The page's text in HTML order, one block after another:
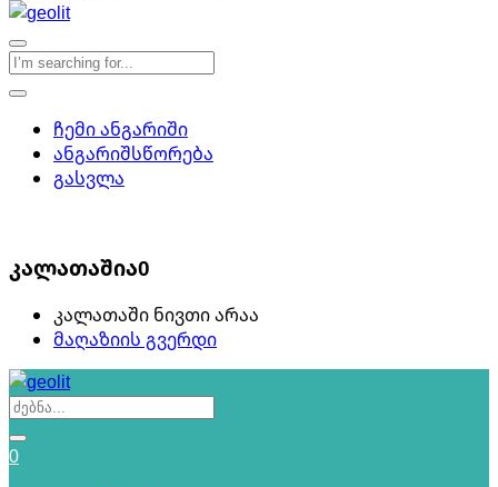
ჩემი ანგარიში
ანგარიშსწორება
გასვლა
კალათაშია0
კალათაში ნივთი არაა
მაღაზიის გვერდი
0